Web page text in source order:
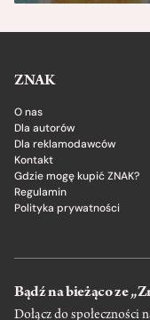
ZNAK
O nas
Dla autorów
Dla reklamodawców
Kontakt
Gdzie mogę kupić ZNAK?
Regulamin
Polityka prywatności
Bądź na bieżąco ze
Dołącz do